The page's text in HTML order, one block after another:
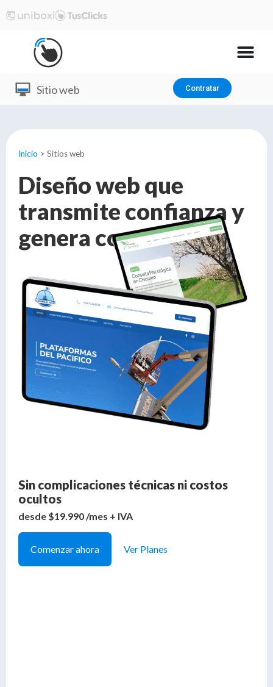
Sitio web Contratar
Inicio > Sitios web
Diseño web que
transmite confianza y
genera contactos
Sin complicaciones técnicas ni costos
ocultos
desde $19.990 /mes + IVA
Comenzar ahora Ver Planes